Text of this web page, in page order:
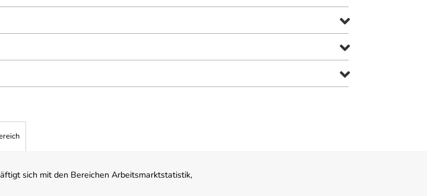
sich mit den Bereichen Arbeitsmarktstatistik,